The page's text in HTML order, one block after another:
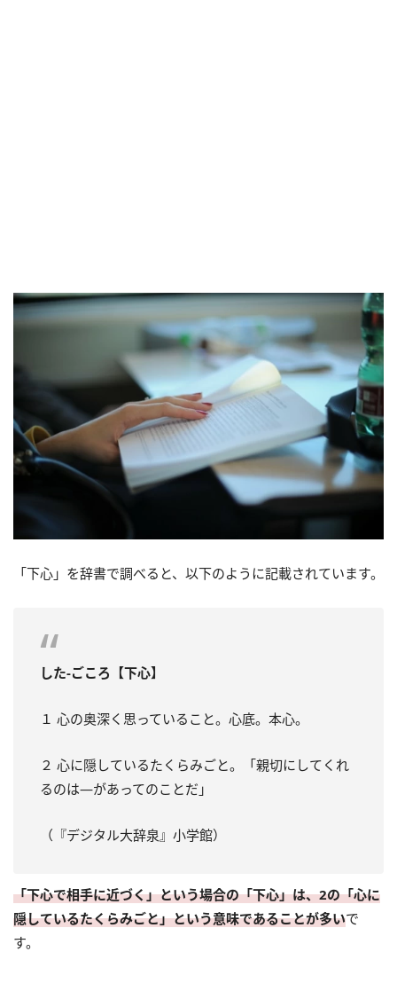
「下心」を辞書で調べると、以下のように記載されています。
した‐ごころ【下心】
１ 心の奥深く思っていること。心底。本心。
２ 心に隠しているたくらみごと。「親切にしてくれ
るのは―があってのことだ」
（『デジタル大辞泉』小学館）
「下心で相手に近づく」という場合の「下心」は、2の「心に
隠しているたくらみごと」という意味であることが多いで
す。